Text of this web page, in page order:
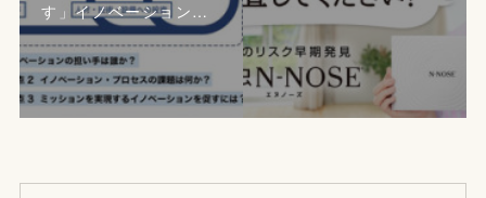
す」イノベーション…